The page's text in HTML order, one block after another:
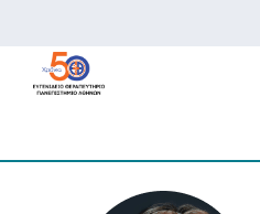
περιεχόμενο